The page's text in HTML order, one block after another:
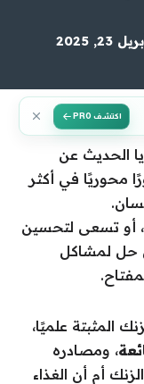
23, 2025
اكتشف PRO
الحديث عن
محوريًا في أكثر
أو تسعى لتحسين
حل لمشاكل
المثبتة علميًا،
، ومصادره
أم أن الغذاء